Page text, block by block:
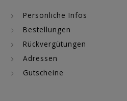
Persönliche Infos
Bestellungen
Rückvergütungen
Adressen
Gutscheine